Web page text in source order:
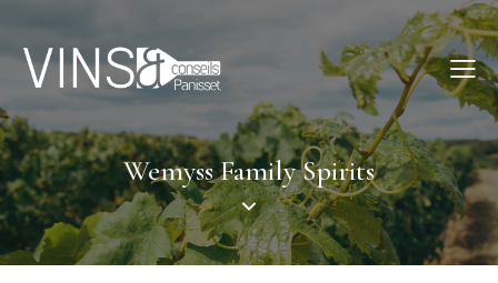
Wemyss Family Spirits